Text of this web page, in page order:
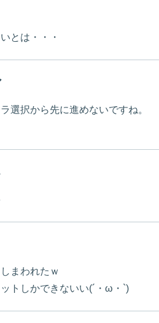
とは・・・
選択から先に進めないですね。
まわれたｗ
トしかできないい(´・ω・`)